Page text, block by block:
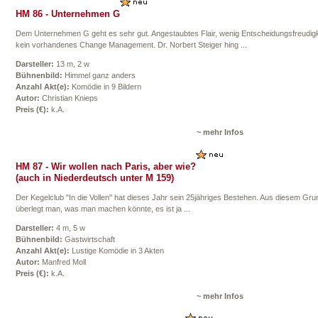
HM 86 - Unternehmen G
Dem Unternehmen G geht es sehr gut. Angestaubtes Flair, wenig
kein vorhandenes Change Management. Dr. Norbert Steiger hing ...
Darsteller: 13 m, 2 w
Bühnenbild: Himmel ganz anders
Anzahl Akt(e): Komödie in 9 Bildern
Autor: Christian Knieps
Preis (€): k.A.
~ mehr Infos
HM 87 - Wir wollen nach Paris, aber wie?
(auch in Niederdeutsch unter M 159)
Der Kegelclub "In die Vollen" hat dieses Jahr sein 25jähriges Bestehen. Aus diesem
überlegt man, was man machen könnte, es ist ja ...
Darsteller: 4 m, 5 w
Bühnenbild: Gastwirtschaft
Anzahl Akt(e): Lustige Komödie in 3 Akten
Autor: Manfred Moll
Preis (€): k.A.
~ mehr Infos